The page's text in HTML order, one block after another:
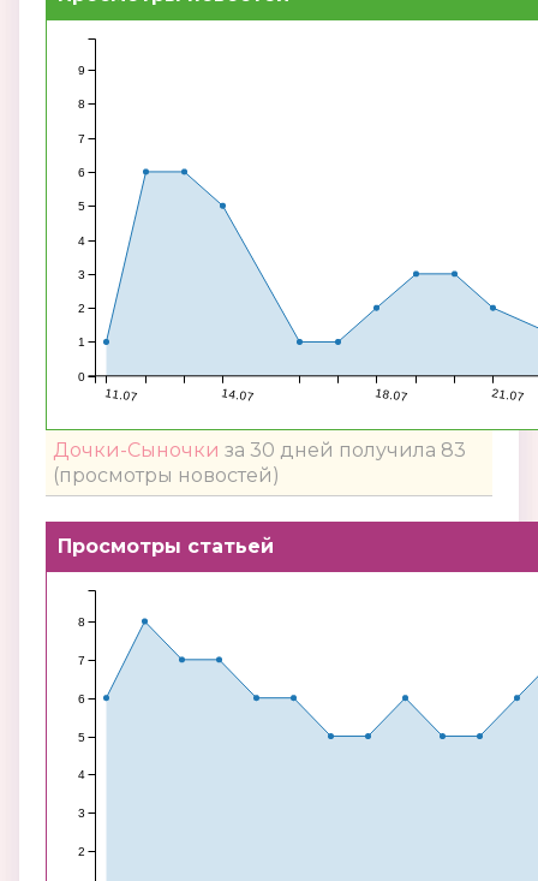
11.07 14.07 18.07 21.07
0
1
2
3
4
5
6
7
8
9
Дочки-Сыночки за 30 дней получила 83
(просмотры новостей)
Просмотры статьей
2
3
4
5
6
7
8